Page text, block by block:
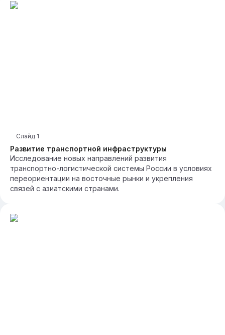
Развитие транспортной инфраструктуры
Слайд 1
Исследование новых направлений развития
транспортно-логистической системы России в условиях
переориентации на восточные рынки и укрепления
связей с азиатскими странами.